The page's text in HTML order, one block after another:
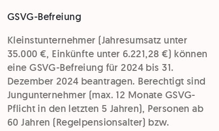
GSVG-Befreiung
Kleinstunternehmer (Jahresumsatz unter
35.000 €, Einkünfte unter 6.221,28 €) können
eine GSVG-Befreiung für 2024 bis 31.
Dezember 2024 beantragen. Berechtigt sind
Jungunternehmer (max. 12 Monate GSVG-
Pflicht in den letzten 5 Jahren), Personen ab
60 Jahren (Regelpensionsalter) bzw.